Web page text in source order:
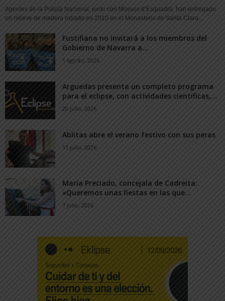
Agentes de la Policía Nacional, junto con Mossos d’Esquadra, han entregado
un relieve de madera robado en 2010 en el Monasterio de Santa Clara...
Fustiñana no invitará a los miembros del
Gobierno de Navarra a...
1 agosto, 2026
Arguedas presenta un completo programa
para el eclipse, con actividades científicas,...
20 julio, 2026
Ablitas abre el verano festivo con sus peras
11 julio, 2026
María Preciado, concejala de Cadreita:
«Queremos unas fiestas en las que...
7 julio, 2026